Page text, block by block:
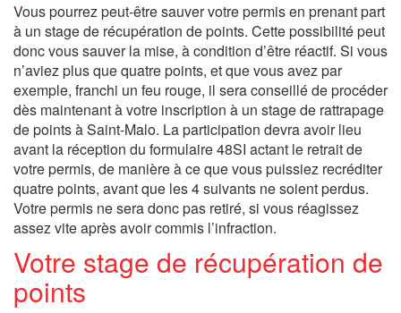
Vous pourrez peut-être sauver votre permis en prenant part
à un stage de récupération de points. Cette possibilité peut
donc vous sauver la mise, à condition d’être réactif. Si vous
n’aviez plus que quatre points, et que vous avez par
exemple, franchi un feu rouge, il sera conseillé de procéder
dès maintenant à votre inscription à un stage de rattrapage
de points à Saint-Malo. La participation devra avoir lieu
avant la réception du formulaire 48SI actant le retrait de
votre permis, de manière à ce que vous puissiez recréditer
quatre points, avant que les 4 suivants ne soient perdus.
Votre permis ne sera donc pas retiré, si vous réagissez
assez vite après avoir commis l’infraction.
Votre stage de récupération de
points